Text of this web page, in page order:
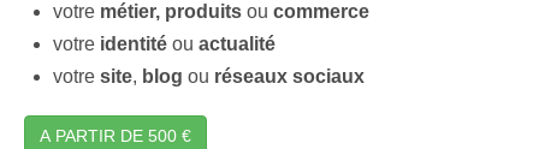
votre métier, produits ou commerce
votre identité ou actualité
votre site, blog ou réseaux sociaux
A PARTIR DE 500 €